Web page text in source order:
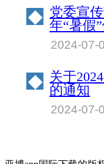
◆ 党委宣
年“暑假
2024-07-
◆ 关于
的通知
2024-07-